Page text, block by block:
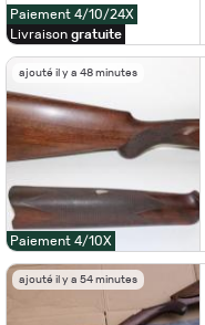
Paiement 4/10/24X
Livraison gratuite
ajouté il y a 48 minutes
Paiement 4/10X
ajouté il y a 54 minutes